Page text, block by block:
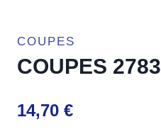
COUPES
COUPES 2783
14,70 €